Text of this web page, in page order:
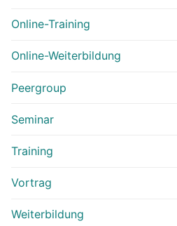
Online-Training
Online-Weiterbildung
Peergroup
Seminar
Training
Vortrag
Weiterbildung